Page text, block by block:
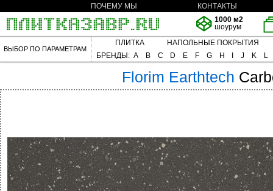
ПОЧЕМУ МЫ
КОНТАКТЫ
1000 м2
шоурум
ВЫБОР ПО ПАРАМЕТРАМ
ПЛИТКА
НАПОЛЬНЫЕ ПОКРЫТИЯ
БРЕНДЫ: A B C D E F G H J K L
Florim Earthtech